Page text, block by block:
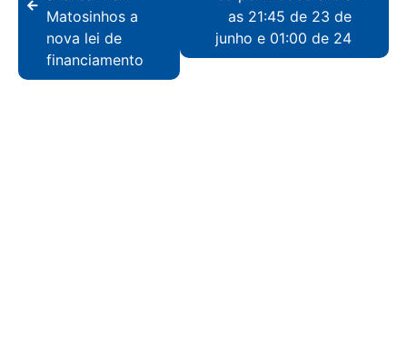
Matosinhos a
nova lei de
financiamento
as 21:45 de 23 de
junho e 01:00 de 24